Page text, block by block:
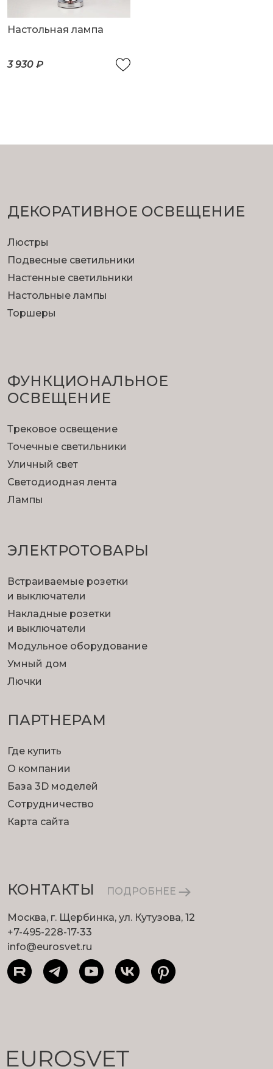
Настольная лампа
3 930 ₽
ДЕКОРАТИВНОЕ ОСВЕЩЕНИЕ
Люстры
Подвесные светильники
Настенные светильники
Настольные лампы
Торшеры
ФУНКЦИОНА­ЛЬНОЕ
ОСВЕЩЕНИЕ
Трековое освещение
Точечные светильники
Уличный свет
Светодиодная лента
Лампы
ЭЛЕКТРОТОВАРЫ
Встраиваемые розетки
и выключатели
Накладные розетки
и выключатели
Модульное оборудование
Умный дом
Лючки
ПАРТНЕРАМ
Где купить
О компании
База 3D моделей
Сотрудничество
Карта сайта
КОНТАКТЫ ПОДРОБНЕЕ
Москва, г. Щербинка, ул. Кутузова, 12
+7-495-228-17-33
info@eurosvet.ru